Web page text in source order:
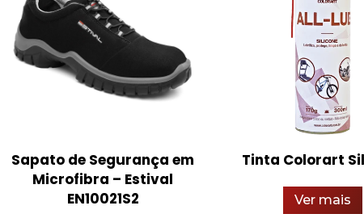
Sapato de Segurança em
Microfibra – Estival
EN10021S2
Tinta Colorart
Ver mais